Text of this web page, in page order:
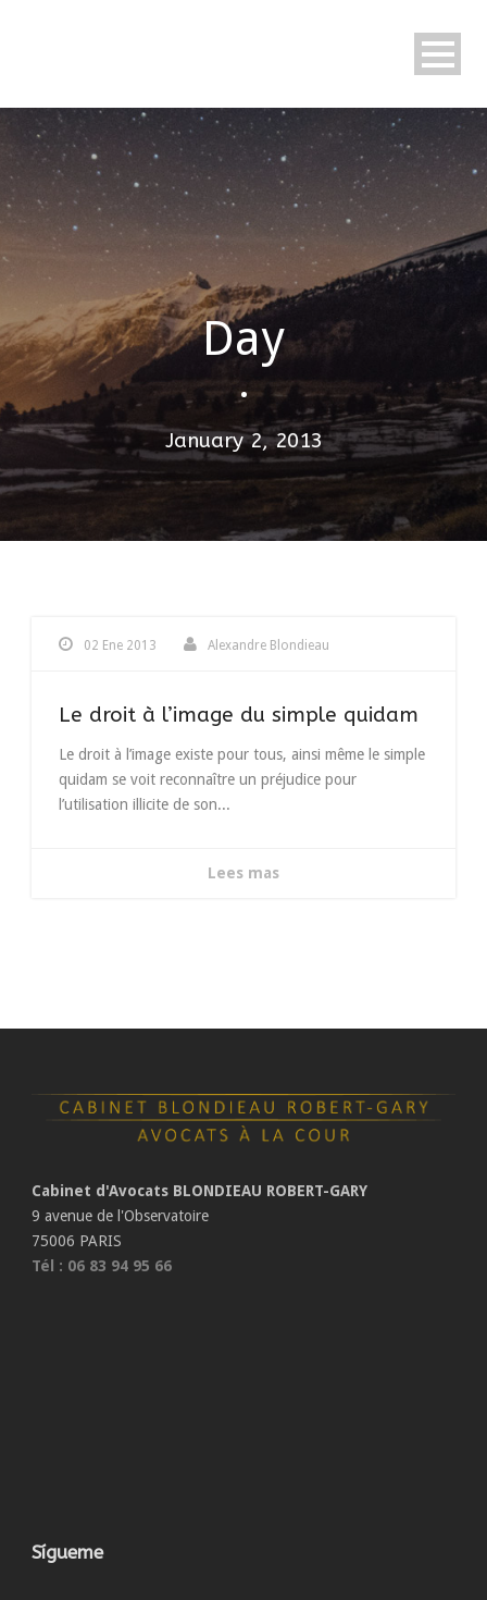
Day
•
January 2, 2013
02 Ene 2013 Alexandre Blondieau
Le droit à l’image du simple quidam
Le droit à l’image existe pour tous, ainsi même le simple
quidam se voit reconnaître un préjudice pour
l’utilisation illicite de son...
Lees mas
Cabinet d'Avocats BLONDIEAU ROBERT-GARY
9 avenue de l'Observatoire
75006 PARIS
Tél : 06 83 94 95 66
Sígueme